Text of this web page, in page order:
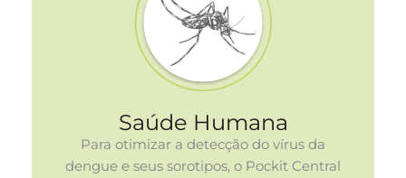
Saúde Humana
Para otimizar a detecção do vírus da
dengue e seus sorotipos, o Pockit Central